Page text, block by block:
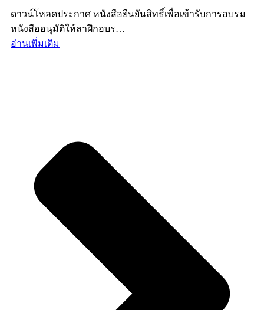
ดาวน์โหลดประกาศ หนังสือยืนยันสิทธิ์เพื่อเข้ารับการอบรม
หนังสืออนุมัติให้ลาฝึกอบร…
อ่านเพิ่มเติม